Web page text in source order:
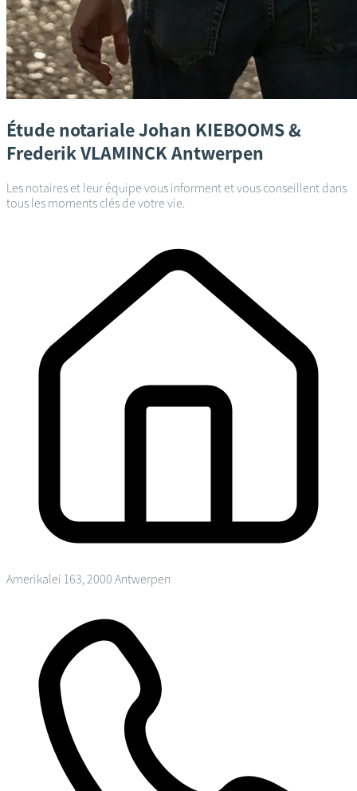
Étude notarialeJohan KIEBOOMS &
Frederik VLAMINCKAntwerpen
Les notaires et leur équipe vous informent et vous conseillent dans
tous les moments clés de votre vie.
Amerikalei 163, 2000 Antwerpen